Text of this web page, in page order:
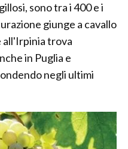
sono tra i 400 e i
giunge a cavallo
trova
in Puglia e
negli ultimi